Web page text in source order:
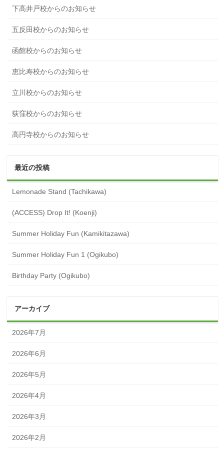
下高井戸校からのお知らせ
五反田校からのお知らせ
函館校からのお知らせ
恵比寿校からのお知らせ
立川校からのお知らせ
荻窪校からのお知らせ
高円寺校からのお知らせ
最近の投稿
Lemonade Stand (Tachikawa)
(ACCESS) Drop It! (Koenji)
Summer Holiday Fun (Kamikitazawa)
Summer Holiday Fun 1 (Ogikubo)
Birthday Party (Ogikubo)
アーカイブ
2026年7月
2026年6月
2026年5月
2026年4月
2026年3月
2026年2月